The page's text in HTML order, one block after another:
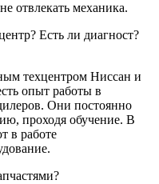
отвлекать механика.
Есть ли диагност?
техцентром Ниссан и
опыт работы в
Они постоянно
проходя обучение. В
в работе